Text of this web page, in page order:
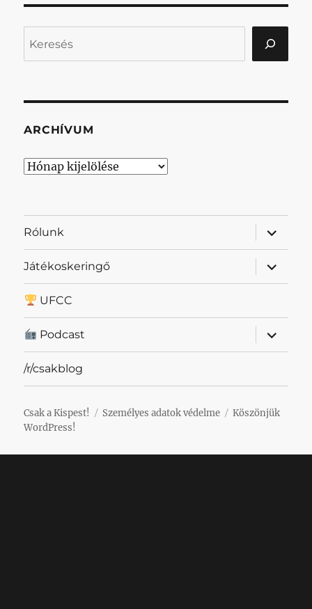
ARCHÍVUM
Archívum
Rólunk
almenü
Játékoskeringő
almenü
UFCC
Podcast
almenü
/r/csakblog
Csak a Kispest! Személyes adatok védelme
Köszönjük
WordPress!